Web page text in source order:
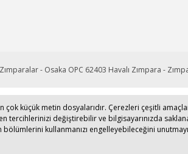
küçük metin dosyalarıdır. Çerezleri çeşitli
tercihlerinizi değiştirebilir ve bilgisayarınızda
kullanmanızı engelleyebileceğini
Kredi kartı bilgileriniz 256bit SSL sertifikası ile